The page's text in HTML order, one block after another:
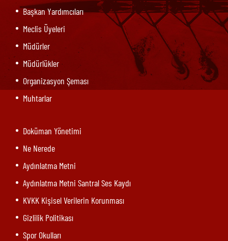
Başkan Yardımcıları
Meclis Üyeleri
Müdürler
Müdürlükler
Organizasyon Şeması
Muhtarlar
Doküman Yönetimi
Ne Nerede
Aydınlatma Metni
Aydınlatma Metni Santral Ses Kaydı
KVKK Kişisel Verilerin Korunması
Gizlilik Politikası
Spor Okulları